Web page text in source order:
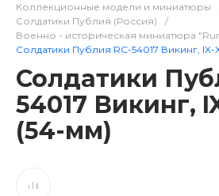
Коллекционные модели и миниатюры
Солдатики Публия (Россия)
/
Военно - историческая миниатюра
Солдатики Публия RC-54017 Викинг, IX-
Солдатики
54017 Викинг,
(54-мм)